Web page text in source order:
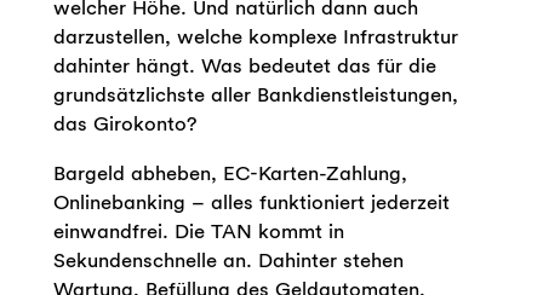
welcher Höhe. Und natürlich dann auch
darzustellen, welche komplexe Infrastruktur
dahinter hängt. Was bedeutet das für die
grundsätzlichste aller Bankdienstleistungen,
das Girokonto?
Bargeld abheben, EC-Karten-Zahlung,
Onlinebanking – alles funktioniert jederzeit
einwandfrei. Die TAN kommt in
Sekundenschnelle an. Dahinter stehen
Wartung, Befüllung des Geldautomaten,